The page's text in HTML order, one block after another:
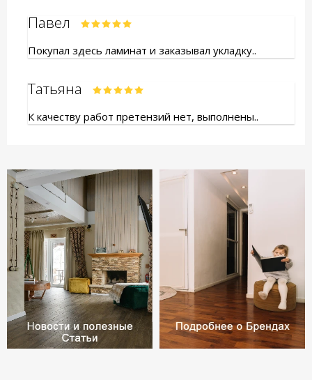
Павел
Покупал здесь ламинат и заказывал укладку..
Татьяна
К качеству работ претензий нет, выполнены..